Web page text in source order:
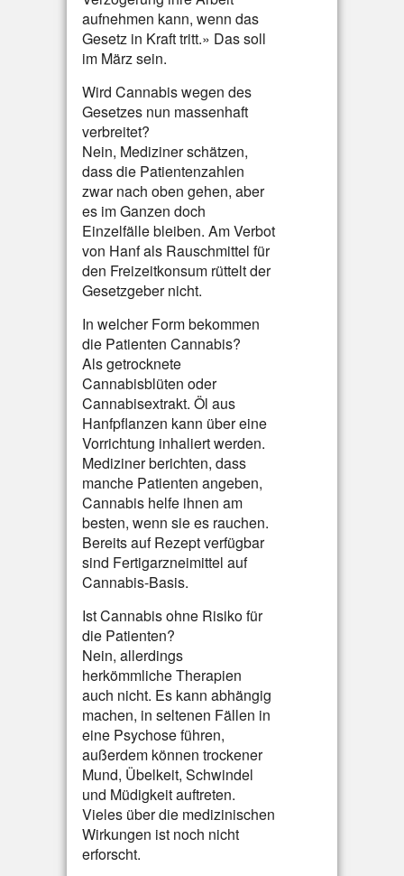
aufnehmen kann, wenn das
Gesetz in Kraft tritt.» Das soll
im März sein.
Wird Cannabis wegen des
Gesetzes nun massenhaft
verbreitet?
Nein, Mediziner schätzen,
dass die Patientenzahlen
zwar nach oben gehen, aber
es im Ganzen doch
Einzelfälle bleiben. Am Verbot
von Hanf als Rauschmittel für
den Freizeitkonsum rüttelt der
Gesetzgeber nicht.
In welcher Form bekommen
die Patienten Cannabis?
Als getrocknete
Cannabisblüten oder
Cannabisextrakt. Öl aus
Hanfpflanzen kann über eine
Vorrichtung inhaliert werden.
Mediziner berichten, dass
manche Patienten angeben,
Cannabis helfe ihnen am
besten, wenn sie es rauchen.
Bereits auf Rezept verfügbar
sind Fertigarzneimittel auf
Cannabis-Basis.
Ist Cannabis ohne Risiko für
die Patienten?
Nein, allerdings
herkömmliche Therapien
auch nicht. Es kann abhängig
machen, in seltenen Fällen in
eine Psychose führen,
außerdem können trockener
Mund, Übelkeit, Schwindel
und Müdigkeit auftreten.
Vieles über die medizinischen
Wirkungen ist noch nicht
erforscht.